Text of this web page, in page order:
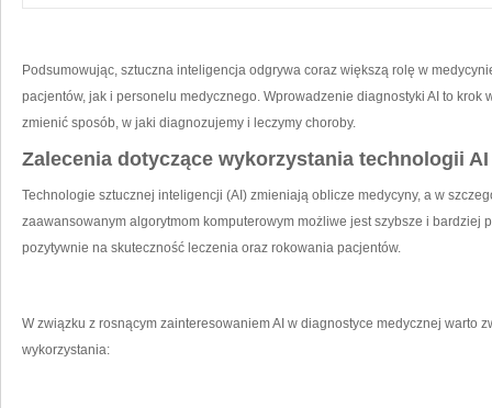
Podsumowując, sztuczna inteligencja odgrywa coraz ⁣większą rolę w
pacjentów,⁣ jak i personelu ⁣medycznego. Wprowadzenie diagnostyki AI to‍ krok
zmienić sposób, w jaki diagnozujemy ⁤i leczymy choroby.
Zalecenia dotyczące wykorzystania technologii
Technologie sztucznej inteligencji (AI)⁣ zmieniają oblicze medycyny, a‍ w‍
zaawansowanym⁣ algorytmom‍ komputerowym możliwe⁤ jest szybsze​ i bardziej
⁤pozytywnie​ na ‌skuteczność leczenia oraz rokowania pacjentów.
W‌ związku⁤ z rosnącym zainteresowaniem ⁣AI w diagnostyce medycznej warto
wykorzystania: